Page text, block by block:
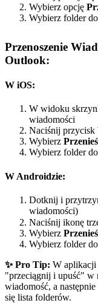
Wybierz opcję
Wybierz folder
Przenoszenie
Outlook:
W iOS:
W widoku
wiadomości
Naciśnij przycisk
Wybierz
Wybierz folder
W Androidzie:
Dotknij i
wiadomości)
Naciśnij ikonę
Wybierz
Wybierz folder
✨ Pro Tip: W aplikacji
"przeciągnij i upuść" w
wiadomość, a
się lista folderów.